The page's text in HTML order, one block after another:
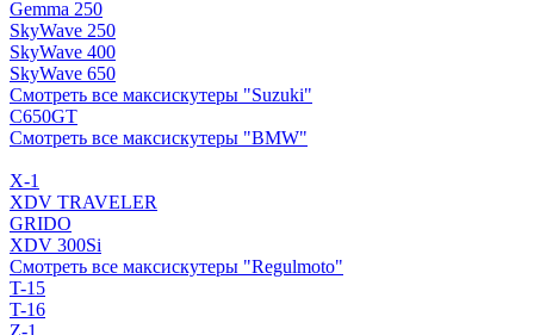
Gemma 250
SkyWave 250
SkyWave 400
SkyWave 650
Смотреть все максискутеры "Suzuki"
C650GT
Смотреть все максискутеры "BMW"
X-1
XDV TRAVELER
GRIDO
XDV 300Si
Смотреть все максискутеры "Regulmoto"
T-15
T-16